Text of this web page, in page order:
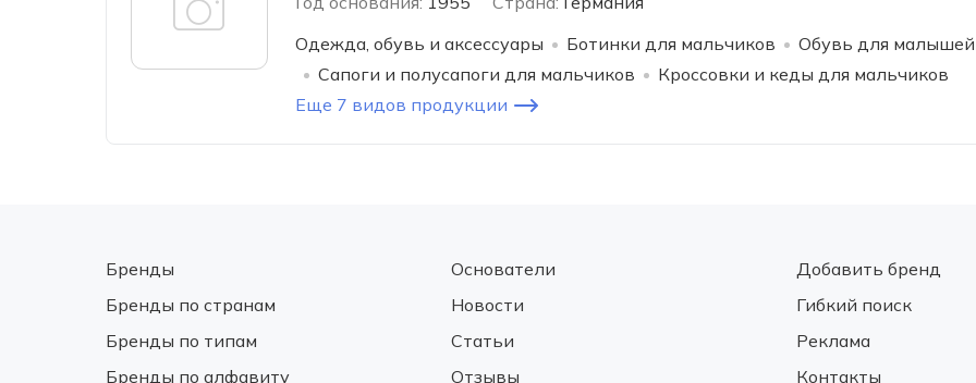
Одежда, обувь и аксессуары
Ботинки для мальчиков
Обувь для малышей
Сапоги и полусапоги для мальчиков
Кроссовки и кеды для мальчиков
Еще 7 видов продукции
Бренды
Бренды по странам
Бренды по типам
Бренды по алфавиту
Основатели
Новости
Статьи
Отзывы
Добавить бренд
Гибкий поиск
Реклама
Контакты